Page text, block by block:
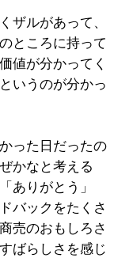
ザルがあって、
ところに持って
値が分かってく
いうのが分かっ
った日だったの
かなと考える
ありがとう」
バックをたくさ
売のおもしろさ
ばらしさを感じ